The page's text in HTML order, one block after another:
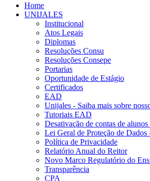
Home
UNIJALES
Institucional
Atos Legais
Diplomas
Resoluções Consu
Resoluções Consepe
Portarias
Oportunidade de Estágio
Certificados
EAD
Unijales - Saiba mais sobre
Tutoriais EAD
Desativação de contas de
Lei Geral de Proteção de
Política de Privacidade
Relatório Anual do Reitor
Novo Marco Regulatório do
Transparência
CPA